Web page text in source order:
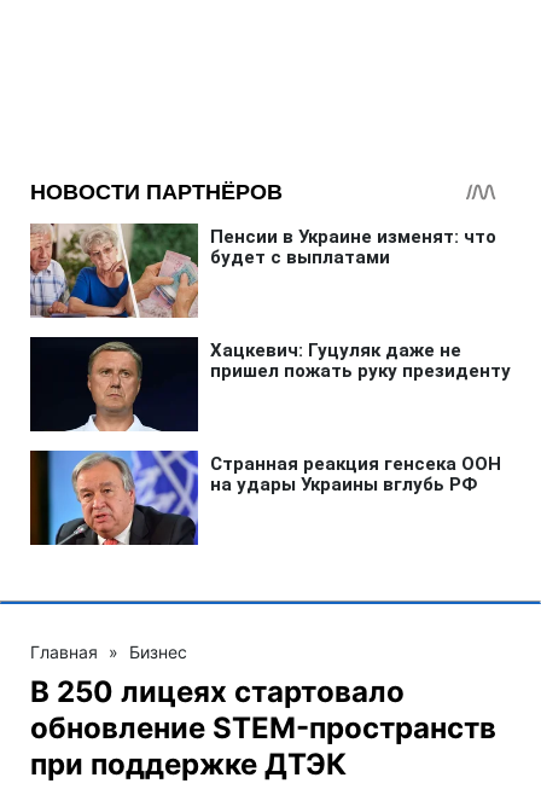
Главная » Бизнес
В 250 лицеях стартовало
обновление STEM-пространств
при поддержке ДТЭК‌